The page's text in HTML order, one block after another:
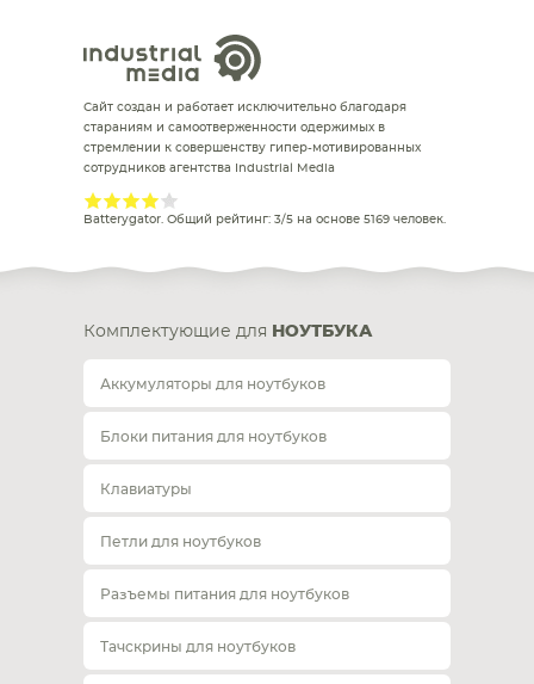
Сайт создан и работает исключительно благодаря
стараниям и самоотверженности одержимых в
стремлении к совершенству гипер-мотивированных
сотрудников агентства Industrial Media
Batterygator. Общий рейтинг: 3/5 на основе 5169 человек.
Комплектующие для НОУТБУКА
Аккумуляторы для ноутбуков
Блоки питания для ноутбуков
Клавиатуры
Петли для ноутбуков
Разъемы питания для ноутбуков
Тачскрины для ноутбуков